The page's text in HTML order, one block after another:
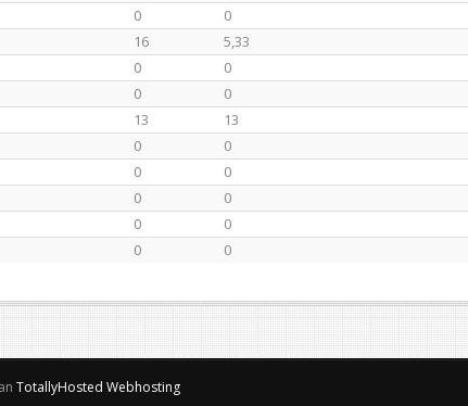
0
0
16
5,33
0
0
0
0
13
13
0
0
0
0
0
0
0
0
0 0
TotallyHosted Webhosting